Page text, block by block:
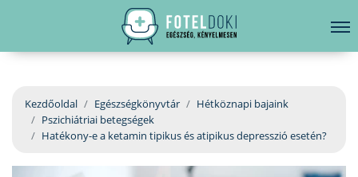
EGÉSZSÉGKÖNYVTÁR
BETEGSÉGKALAUZ
ÜGYELETKERESŐ
hirdetés
Kezdőoldal Egészségkönyvtár
Hétköznapi bajaink
Pszichiátriai betegségek
Hatékony-e a ketamin tipikus és atipikus depresszió esetén?